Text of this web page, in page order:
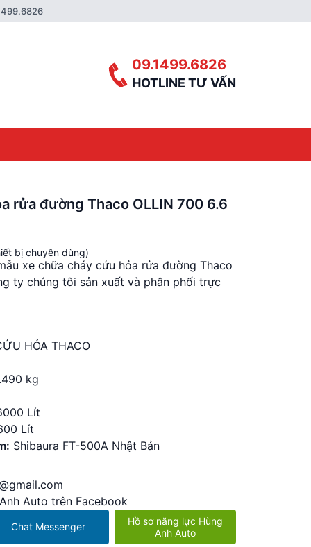
09.1499.6826
HOTLINE TƯ VẤN
rửa đường Thaco OLLIN 700 6.6
bị chuyên dùng)
xe chữa cháy cứu hỏa rửa đường Thaco
ty chúng tôi sản xuất và phân phối trực
HỎA THACO
kg
Lít
Lít
Shibaura FT-500A Nhật Bản
Auto trên Facebook
Chat Messenger
Hồ sơ năng lực Hùng
Anh Auto